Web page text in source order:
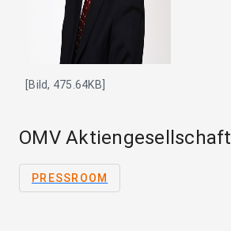
[Bild, 475.64KB]
OMV Aktiengesellschaft
PRESSROOM